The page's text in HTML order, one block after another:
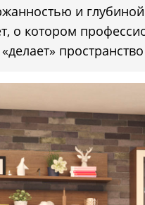
и
о котором